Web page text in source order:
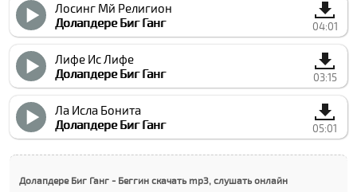
Лосинг Мй Религион
Долапдере Биг Ганг
04:01
Лифе Ис Лифе
Долапдере Биг Ганг
03:15
Ла Исла Бонита
Долапдере Биг Ганг
05:01
Долапдере Биг Ганг - Беггин скачать mp3, слушать онлайн